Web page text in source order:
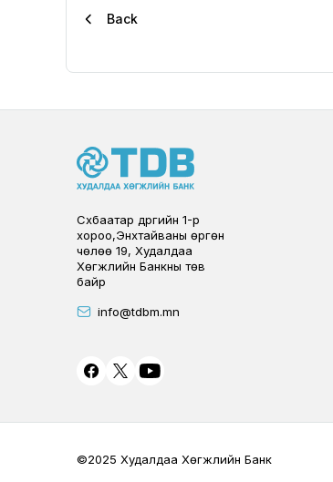
Back
Сүхбаатар дүүргийн 1-р
хороо,Энхтайваны өргөн
чөлөө 19, Худалдаа
Хөгжлийн Банкны төв
байр
info@tdbm.mn
©2025 Худалдаа Хөгжлийн Банк